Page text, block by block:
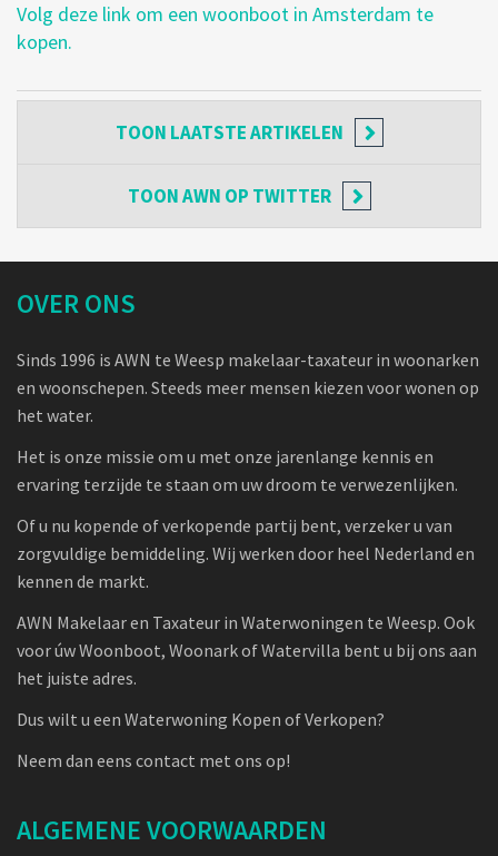
Volg deze link om een woonboot in Amsterdam te
kopen.
TOON LAATSTE ARTIKELEN
TOONAWN OP TWITTER
OVER ONS
Sinds 1996 is AWN te Weesp makelaar-taxateur in woonarken
en woonschepen. Steeds meer mensen kiezen voor wonen op
het water.
Het is onze missie om u met onze jarenlange kennis en
ervaring terzijde te staan om uw droom te verwezenlijken.
Of u nu kopende of verkopende partij bent, verzeker u van
zorgvuldige bemiddeling. Wij werken door heel Nederland en
kennen de markt.
AWN Makelaar en Taxateur in Waterwoningen te Weesp. Ook
voor úw Woonboot, Woonark of Watervilla bent u bij ons aan
het juiste adres.
Dus wilt u een Waterwoning Kopen of Verkopen?
Neem dan eens contact met ons op!
ALGEMENE VOORWAARDEN